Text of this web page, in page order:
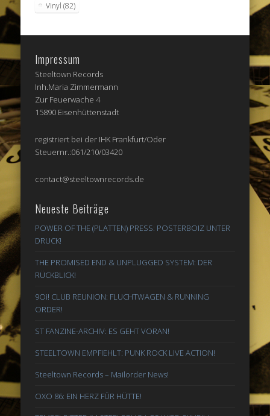
Vinyl (82)
Impressum
Steeltown Records
Inh.Maria Zimmermann
Zur Feuerwache 4
15890 Eisenhüttenstadt
registriert bei der IHK Frankfurt/Oder
Steuernr.:061/210/03420
contact@steeltownrecords.de
Neueste Beiträge
POWER OF THE (PLATTEN) PRESS: POSTERBOIZ UNTER
DRUCK!
THE PROMISED END & UNPLUGGED SYSTEM: DER
RÜCKBLICK!
9Oi! CLUB REUNION: FLUCHTWAGEN & RUNNING
ORDER!
ST FANZINE-ARCHIV: ES GEHT VORAN!
STEELTOWN EMPFIEHLT: PUNK ROCK LIVE ACTION!
Steeltown Records – Mailorder News!
OXO 86: EIN HERZ FÜR HÜTTE!